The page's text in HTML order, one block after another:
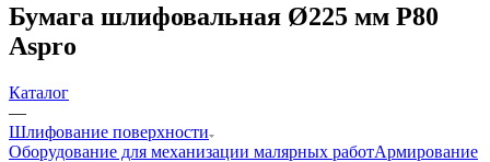
Бумага шлифовальная Ø225 мм Р80
Aspro
Каталог
—
Шлифование поверхности
Оборудование для механизации малярных работАрмирование